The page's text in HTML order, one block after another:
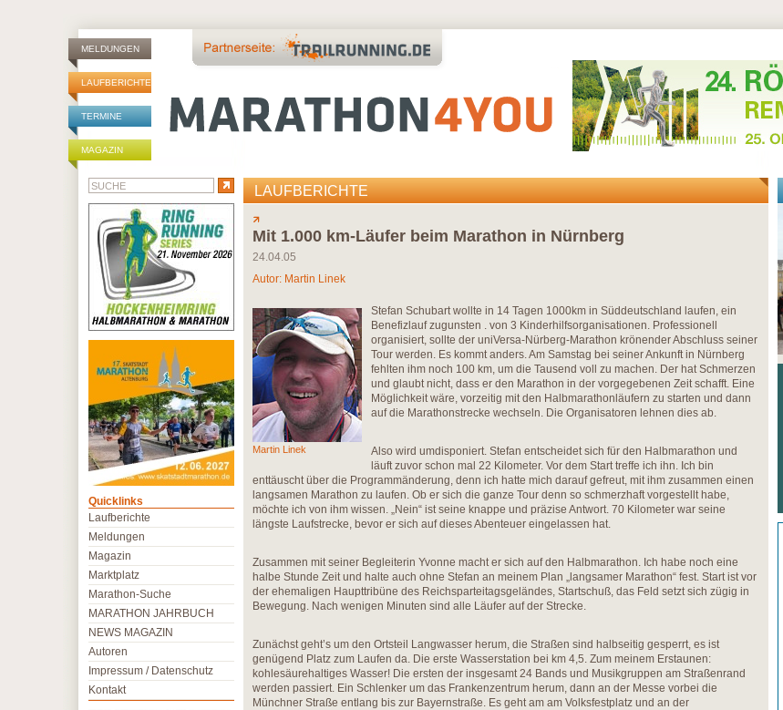
MELDUNGEN
LAUFBERICHTE
TERMINE
MAGAZIN
LAUFBERICHTE
Mit 1.000 km-Läufer beim Marathon in Nürnberg
24.04.05
Autor: Martin Linek
Martin Linek
Stefan Schubart wollte in 14 Tagen 1000km in Süddeutschland laufen, ein
Benefizlauf zugunsten . von 3 Kinderhilfsorganisationen. Professionell
organisiert, sollte der uniVersa-Nürberg-Marathon krönender Abschluss seiner
Tour werden. Es kommt anders. Am Samstag bei seiner Ankunft in Nürnberg
fehlten ihm noch 100 km, um die Tausend voll zu machen. Der hat Schmerzen
und glaubt nicht, dass er den Marathon in der vorgegebenen Zeit schafft. Eine
Möglichkeit wäre, vorzeitig mit den Halbmarathonläufern zu starten und dann
auf die Marathonstrecke wechseln. Die Organisatoren lehnen dies ab.
Also wird umdisponiert. Stefan entscheidet sich für den Halbmarathon und
läuft zuvor schon mal 22 Kilometer. Vor dem Start treffe ich ihn. Ich bin
enttäuscht über die Programmänderung, denn ich hatte mich darauf gefreut, mit ihm zusammen einen
langsamen Marathon zu laufen. Ob er sich die ganze Tour denn so schmerzhaft vorgestellt habe,
möchte ich von ihm wissen. „Nein“ ist seine knappe und präzise Antwort. 70 Kilometer war seine
längste Laufstrecke, bevor er sich auf dieses Abenteuer eingelassen hat.
Zusammen mit seiner Begleiterin Yvonne macht er sich auf den Halbmarathon. Ich habe noch eine
halbe Stunde Zeit und halte auch ohne Stefan an meinem Plan „langsamer Marathon“ fest. Start ist vor
der ehemaligen Haupttribüne des Reichsparteitagsgeländes, Startschuß, das Feld setzt sich zügig in
Bewegung. Nach wenigen Minuten sind alle Läufer auf der Strecke.
Zunächst geht’s um den Ortsteil Langwasser herum, die Straßen sind halbseitig gesperrt, es ist
genügend Platz zum Laufen da. Die erste Wasserstation bei km 4,5. Zum meinem Erstaunen:
kohlesäurehaltiges Wasser! Die ersten der insgesamt 24 Bands und Musikgruppen am Straßenrand
werden passiert. Ein Schlenker um das Frankenzentrum herum, dann an der Messe vorbei die
Münchner Straße entlang bis zur Bayernstraße. Es geht am am Volksfestplatz und an der
Quicklinks
Laufberichte
Meldungen
Magazin
Marktplatz
Marathon-Suche
MARATHON JAHRBUCH
NEWS MAGAZIN
Autoren
Impressum / Datenschutz
Kontakt